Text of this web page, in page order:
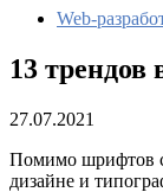
Web-
13 трендов
27.07.2021
Помимо шрифтов
дизайне и